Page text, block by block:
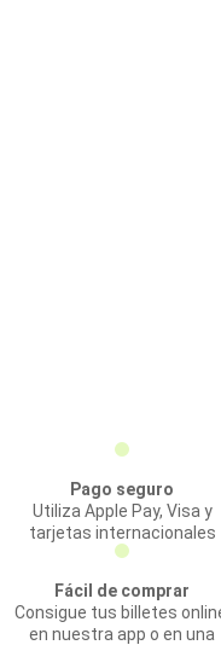
Pago seguro
Utiliza Apple Pay, Visa y
tarjetas internacionales
Fácil de comprar
Consigue tus billetes
en nuestra app o en una